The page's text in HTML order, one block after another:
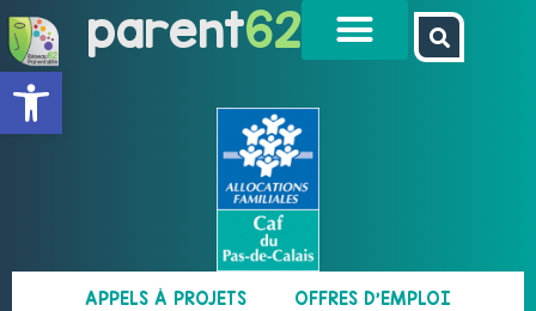
Ouvrir la barre d’outils
parent62
APPELS À PROJETS OFFRES D’EMPLOI